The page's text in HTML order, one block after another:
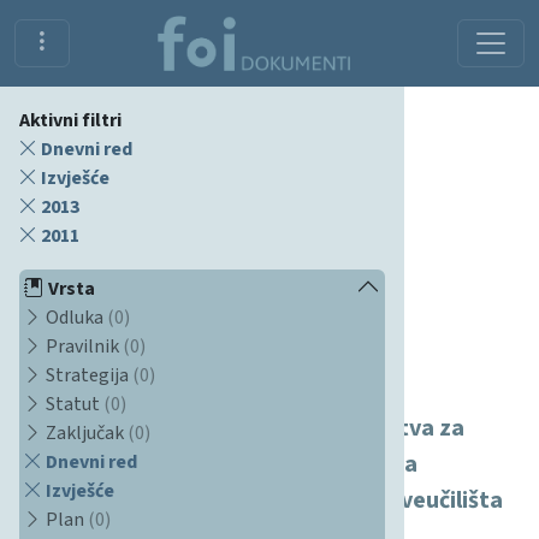
Aktivni filtri
Dnevni red
Izvješće
2013
2011
Vrsta
Odluka (0)
Pravilnik (0)
Strategija (0)
Statut (0)
Zaključak (0)
Dnevni red
Izvješće
Plan (0)
Završno izvješće stručnog povjerenstva za
provođenje reakreditacije Fakultet za
organizaciju i informatiku Varaždin Sveučilišta